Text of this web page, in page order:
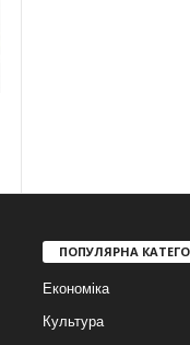
ПОПУЛЯРНА
Економіка
Культура